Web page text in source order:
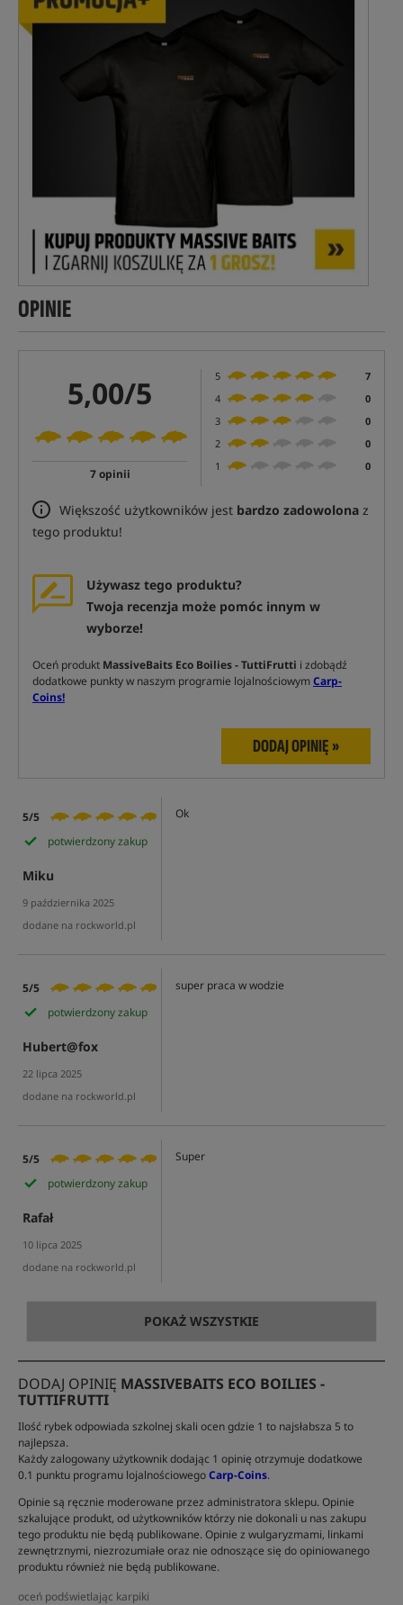
OPINIE
5,00/5
7 opinii
5
7
4
0
3
0
2
0
1
0
Większość użytkowników jest bardzo zadowolona z
tego produktu!
Używasz tego produktu?
Twoja recenzja może pomóc innym w
wyborze!
Oceń produkt MassiveBaits Eco Boilies - TuttiFrutti i zdobądź
dodatkowe punkty w naszym programie lojalnościowymCarp-
Coins!
DODAJ OPINIĘ »
5/5
potwierdzony zakup
Miku
9 października 2025
dodane na rockworld.pl
Ok
5/5
potwierdzony zakup
Hubert@fox
22 lipca 2025
dodane na rockworld.pl
super praca w wodzie
5/5
potwierdzony zakup
Rafał
10 lipca 2025
dodane na rockworld.pl
Super
POKAŻ WSZYSTKIE
DODAJ OPINIĘ MASSIVEBAITS ECO BOILIES -
TUTTIFRUTTI
Ilość rybek odpowiada szkolnej skali ocen gdzie 1 to najsłabsza 5 to
najlepsza.
Każdy zalogowany użytkownik dodając 1 opinię otrzymuje dodatkowe
0.1 punktu programu lojalnościowegoCarp-Coins.
Opinie są ręcznie moderowane przez administratora sklepu. Opinie
szkalujące produkt, od użytkowników którzy nie dokonali u nas zakupu
tego produktu nie będą publikowane. Opinie z wulgaryzmami, linkami
zewnętrznymi, niezrozumiałe oraz nie odnoszące się do opiniowanego
produktu również nie będą publikowane.
oceń podświetlając karpiki